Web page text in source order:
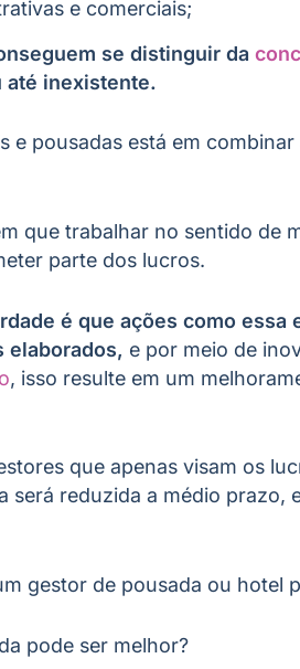
e comerciais;
se distinguir da
até inexistente.
e pousadas está em
que trabalhar no sentido de
parte dos lucros.
é que ações como essa
elaborados, e por meio de
, isso resulte em um
que apenas visam os
será reduzida a médio prazo,
gestor de pousada ou hotel
pode ser melhor?